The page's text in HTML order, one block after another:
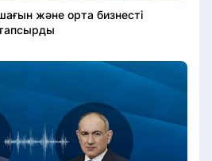
және орта бизнесті